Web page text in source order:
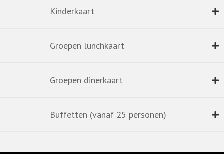
Kinderkaart
Groepen lunchkaart
Groepen dinerkaart
Buffetten (vanaf 25 personen)